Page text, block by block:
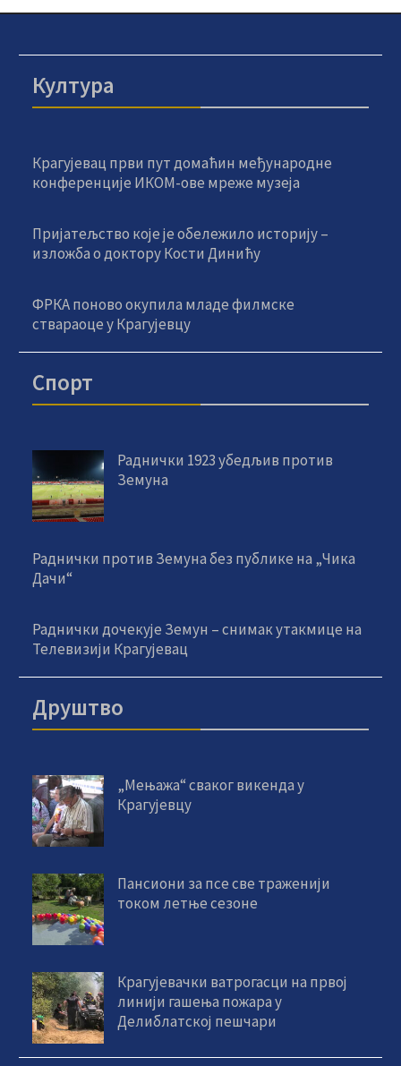
Култура
Крагујевац први пут домаћин међународне
конференције ИКОМ-ове мреже музеја
Пријатељство које је обележило историју –
изложба о доктору Кости Динићу
ФРКА поново окупила младе филмске
ствараоце у Крагујевцу
Спорт
Раднички 1923 убедљив против
Земуна
Раднички против Земуна без публике на „Чика
Дачи“
Раднички дочекује Земун – снимак утакмице на
Телевизији Крагујевац
Друштво
„Мењажа“ сваког викенда у
Крагујевцу
Пансиони за псе све траженији
током летње сезоне
Крагујевачки ватрогасци на првој
линији гашења пожара у
Делиблатској пешчари